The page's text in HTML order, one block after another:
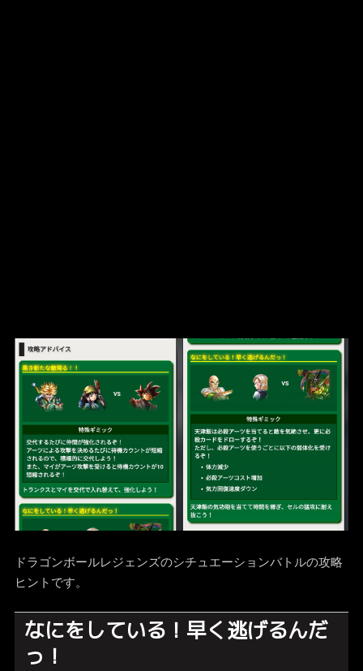
ドラゴンボールレジェンズのシチュエーションバトルの攻略
ヒントです。
なにをしている！早く逃げるんだ
っ！